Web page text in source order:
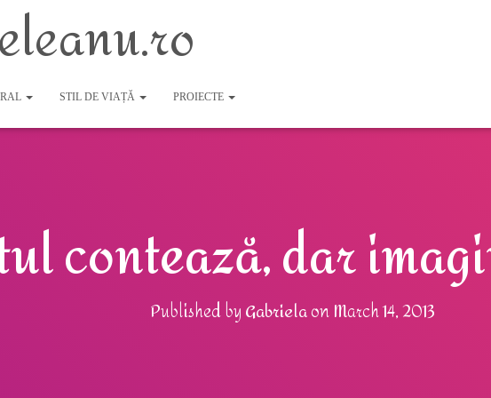
STIL DE VIAȚĂ PROIECTE
contează, dar
Published byGabrielaonMarch 14, 2013